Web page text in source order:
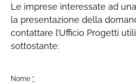
Le imprese interessate ad
la presentazione della
contattare l’Ufficio Progetti
sottostante:
Nome *